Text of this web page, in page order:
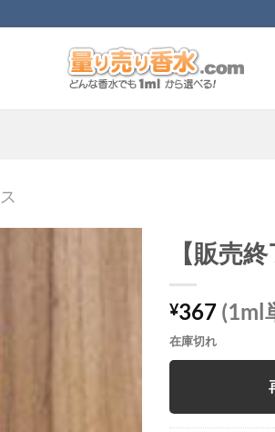
【販売
¥367 (1ml
在庫切れ